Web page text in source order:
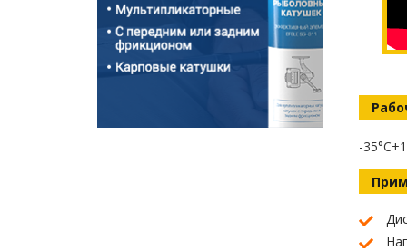
-